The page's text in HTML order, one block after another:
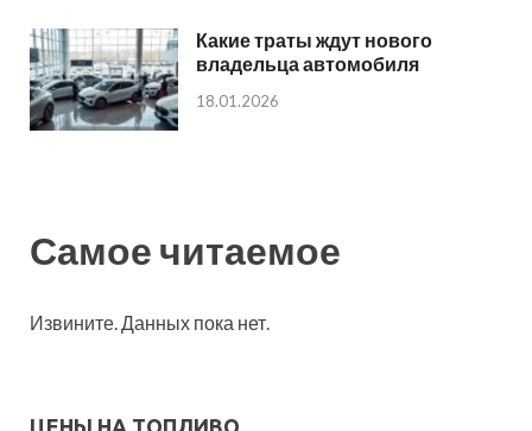
Какие траты ждут нового
владельца автомобиля
18.01.2026
Самое читаемое
Извините. Данных пока нет.
ЦЕНЫ НА ТОПЛИВО